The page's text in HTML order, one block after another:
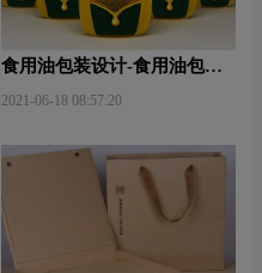
食用油包装设计-食用油包装
2021-06-18 08:57:20